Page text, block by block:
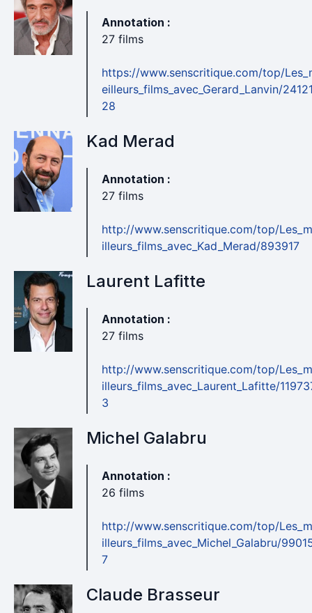
Annotation :
27 films
https://www.senscritique.com/top/
eilleurs_films_avec_Gerard_Lanvin/
28
Kad Merad
Annotation :
27 films
http://www.senscritique.com/top/
illeurs_films_avec_Kad_Merad/893917
Laurent Lafitte
Annotation :
27 films
http://www.senscritique.com/top/
illeurs_films_avec_Laurent_Lafitte/
3
Michel Galabru
Annotation :
26 films
http://www.senscritique.com/top/
illeurs_films_avec_Michel_Galabru/
7
Claude Brasseur